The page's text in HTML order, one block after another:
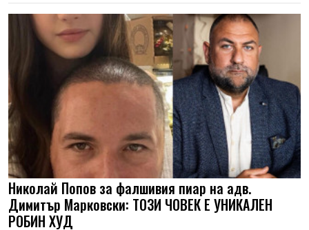
Николай Попов за фалшивия пиар на адв.
Димитър Марковски: ТОЗИ ЧОВЕК Е УНИКАЛЕН
РОБИН ХУД